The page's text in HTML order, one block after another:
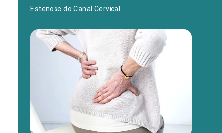
Estenose do Canal Cervical